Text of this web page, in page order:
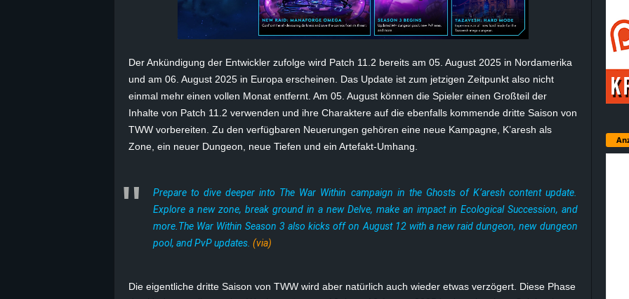
t
e
r
Der Ankündigung der Entwickler zufolge wird Patch 11.2 bereits am 05. August 2025 in Nordamerika
und am 06. August 2025 in Europa erscheinen. Das Update ist zum jetzigen Zeitpunkt also nicht
einmal mehr einen vollen Monat entfernt. Am 05. August können die Spieler einen Großteil der
Inhalte von Patch 11.2 verwenden und ihre Charaktere auf die ebenfalls kommende dritte Saison von
TWW vorbereiten. Zu den verfügbaren Neuerungen gehören eine neue Kampagne, K’aresh als
Zone, ein neuer Dungeon, neue Tiefen und ein Artefakt-Umhang.
Prepare to dive deeper into The War Within campaign in the Ghosts of K’aresh content update.
Explore a new zone, break ground in a new Delve, make an impact in Ecological Succession, and
more.The War Within Season 3 also kicks off on August 12 with a new raid dungeon, new dungeon
pool, and PvP updates. (via)
Die eigentliche dritte Saison von TWW wird aber natürlich auch wieder etwas verzögert. Diese Phase